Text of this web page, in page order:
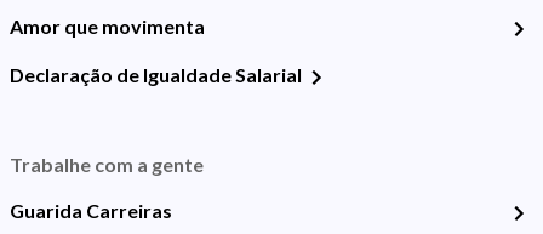
Amor que movimenta
Declaração de Igualdade Salarial
Trabalhe com a gente
Guarida Carreiras